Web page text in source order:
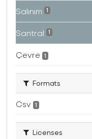
Salınım 1
Santral 1
Çevre 1
Formats
Csv 1
Licenses